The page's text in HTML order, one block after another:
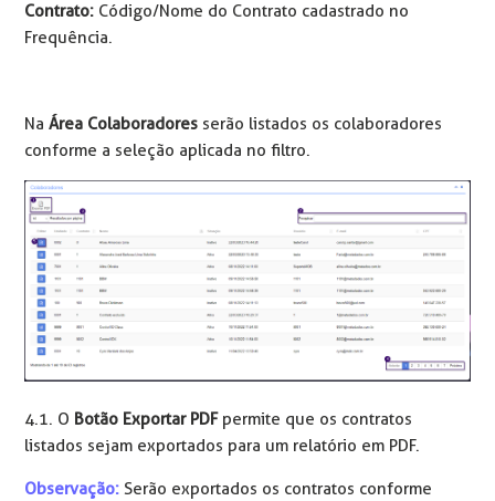
Contrato: Código/Nome do Contrato cadastrado no
Frequência.
NaÁrea Colaboradores serão listados os colaboradores
conforme a seleção aplicada no filtro.
4.1. O Botão Exportar PDFpermite que os contratos
listados sejam exportados para um relatório em PDF.
Observação:Serão exportados os contratos conforme